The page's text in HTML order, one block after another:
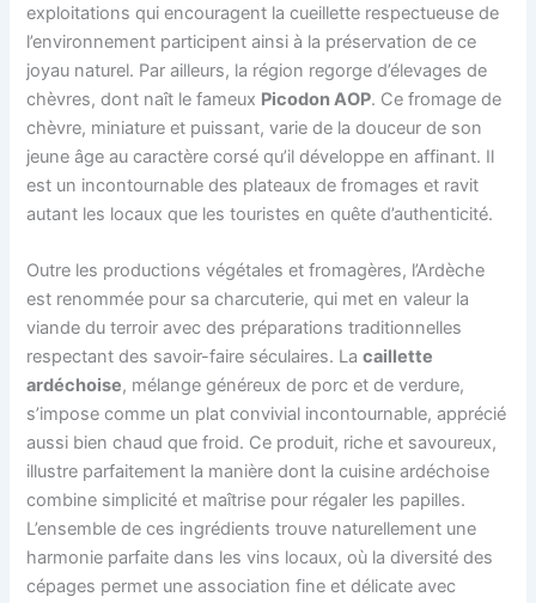
exploitations qui encouragent la cueillette respectueuse de
l’environnement participent ainsi à la préservation de ce
joyau naturel. Par ailleurs, la région regorge d’élevages de
chèvres, dont naît le fameux Picodon AOP. Ce fromage de
chèvre, miniature et puissant, varie de la douceur de son
jeune âge au caractère corsé qu’il développe en affinant. Il
est un incontournable des plateaux de fromages et ravit
autant les locaux que les touristes en quête d’authenticité.
Outre les productions végétales et fromagères, l’Ardèche
est renommée pour sa charcuterie, qui met en valeur la
viande du terroir avec des préparations traditionnelles
respectant des savoir-faire séculaires. Lacaillette
ardéchoise, mélange généreux de porc et de verdure,
s’impose comme un plat convivial incontournable, apprécié
aussi bien chaud que froid. Ce produit, riche et savoureux,
illustre parfaitement la manière dont la cuisine ardéchoise
combine simplicité et maîtrise pour régaler les papilles.
L’ensemble de ces ingrédients trouve naturellement une
harmonie parfaite dans les vins locaux, où la diversité des
cépages permet une association fine et délicate avec